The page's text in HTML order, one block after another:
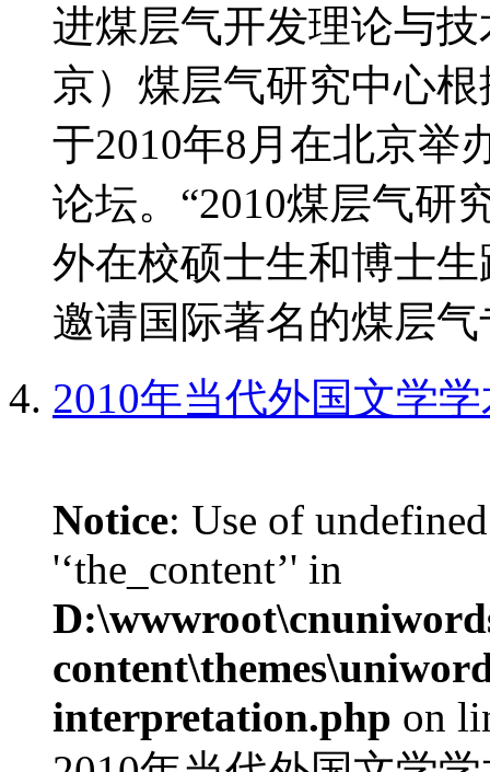
进煤层气开发理论与
京）煤层气研究中心
于2010年8月在北京举
论坛。“2010煤层气研
外在校硕士生和博士
邀请国际著名的煤层
2010年当代外国文学
Notice: Use of
'‘the_content’' in
interpretation.php on